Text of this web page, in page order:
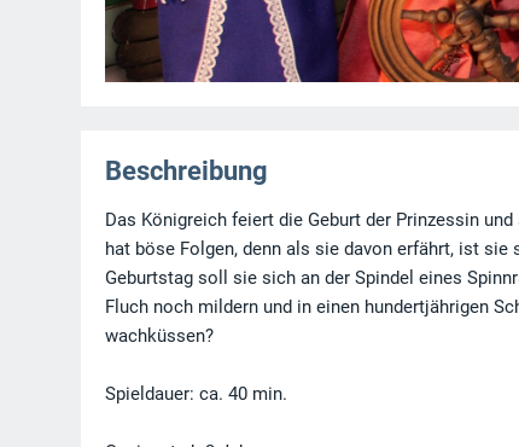
Beschreibung
Das Königreich feiert die Geburt der Prinzessin
hat böse Folgen, denn als sie davon erfährt, ist
Geburtstag soll sie sich an der Spindel eines
Fluch noch mildern und in einen hundertjährigen
wachküssen?
Spieldauer: ca. 40 min.